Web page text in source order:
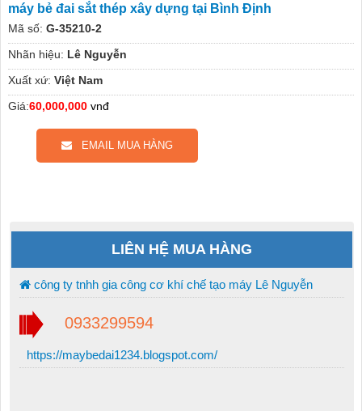
máy bẻ đai sắt thép xây dựng tại Bình Định
Mã số: G-35210-2
Nhãn hiệu: Lê Nguyễn
Xuất xứ: Việt Nam
Giá:60,000,000 vnđ
EMAIL MUA HÀNG
LIÊN HỆ MUA HÀNG
công ty tnhh gia công cơ khí chế tạo máy Lê Nguyễn
0933299594
https://maybedai1234.blogspot.com/